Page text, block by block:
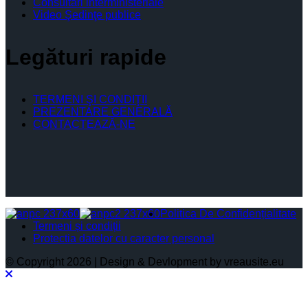
Consultari interministeriale
Video Şedinţe publice
Legături rapide
TERMENI ŞI CONDIŢII
PREZENTARE GENERALĂ
CONTACTEAZĂ-NE
Politica De Confidențialitate
Termeni și condiții
Protectia datelor cu caracter personal
© Copyright 2026 | Design & Devlopment by vreausite.eu